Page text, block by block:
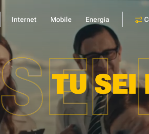
Internet Mobile Energia
TU SEI